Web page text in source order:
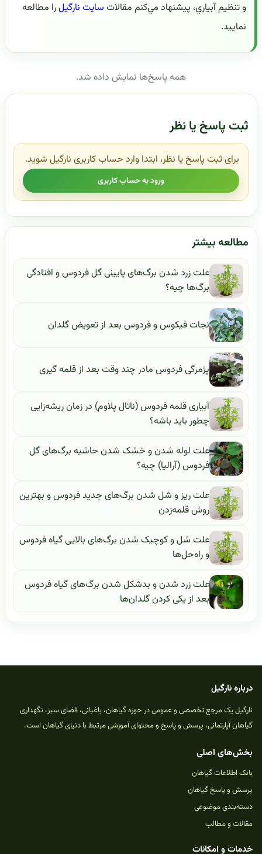
و تنظيم آبياري، پيشنهاد مي‌کنم مقالات سايت نارگيلرا مطالعه
نماييد.
همه پاسخ‌ها نمایش داده شد.
ثبت پاسخ یا نظر
برای ثبت پاسخ یا نظر، ابتدا وارد حساب کاربری نارگیل شوید.
ورود به حساب کاربری
مطالعه بیشتر
علت زرد شدن برگ‌های پایینی گل فردوس و افتادگی
برگ‌ها چیه؟
نجات فیکوس و فردوس بعد از تعویض گلدان
پژمرگی فردوس مادر چند وقت بعد از قلمه گیری
آبیاری قلمه فردوس (ناتال پلاوم) در زمان ریشه‌زایی
چطور باید باشه؟
علت لوله شدن و خشک شدن حاشیه برگ‌های گل
فردوس (آرالیا) چیه؟
علت ریز و شل شدن برگ‌های جدید فردوس و بهترین
روش قلمه‌زدن
علت شل و کوچیک شدن برگ‌های بالایی گیاه فردوس
و راه‌حل‌ها
علت زرد شدن و بدشکل شدن برگ‌های گیاه فردوس
بعد از یکی کردن گلدان‌ها
درباره نارگیل
نارگیل یک مرجع تخصصی و عمومی در حوزه گیاهان، باغبانی، فضای سبز، نگهداری
گیاهان آپارتمانی، پرسش و پاسخ و محتوای آموزشی مرتبط با دنیای گیاهان است.
بخش‌های اصلی
بانک اطلاعات گیاهان
پرسش و پاسخ گیاهان
دسته‌بندی موضوعی
مقالات و مطالب
خدمات و امکانات